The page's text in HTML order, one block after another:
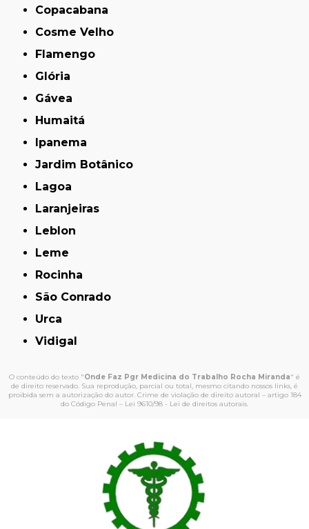
Copacabana
Cosme Velho
Flamengo
Glória
Gávea
Humaitá
Ipanema
Jardim Botânico
Lagoa
Laranjeiras
Leblon
Leme
Rocinha
São Conrado
Urca
Vidigal
O conteúdo do texto "Onde Faz Pgr Medicina do Trabalho Rocha Miranda" é
de direito reservado. Sua reprodução, parcial ou total, mesmo citando nossos links, é
proibida sem a autorização do autor. Crime de violação de direito autoral – artigo 184
do Código Penal – Lei 9610/98 - Lei de direitos autorais.